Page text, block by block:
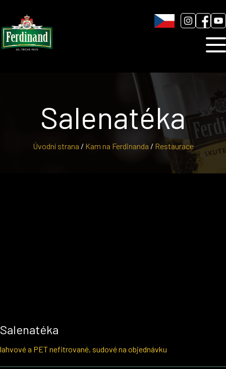
Blog
Úvodní strana / Kam na Ferdinanda / Restaurace
Salenatéka
Salenatéka
lahvové a PET nefitrované, sudové na objednávku